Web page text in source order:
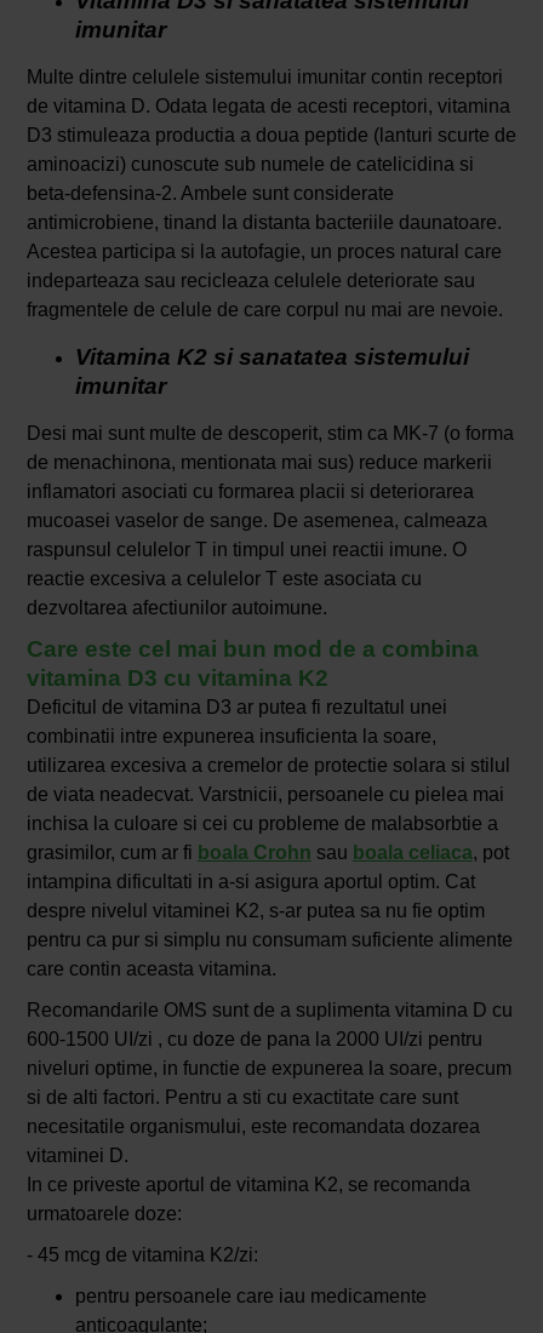
imunitar
Multe dintre celulele sistemului imunitar contin receptori
de vitamina D. Odata legata de acesti receptori, vitamina
D3 stimuleaza productia a doua peptide (lanturi scurte de
aminoacizi) cunoscute sub numele de catelicidina si
beta-defensina-2. Ambele sunt considerate
antimicrobiene, tinand la distanta bacteriile daunatoare.
Acestea participa si la autofagie, un proces natural care
indeparteaza sau recicleaza celulele deteriorate sau
fragmentele de celule de care corpul nu mai are nevoie.
Vitamina K2 si sanatatea sistemului
imunitar
Desi mai sunt multe de descoperit, stim ca MK-7 (o forma
de menachinona, mentionata mai sus) reduce markerii
inflamatori asociati cu formarea placii si deteriorarea
mucoasei vaselor de sange. De asemenea, calmeaza
raspunsul celulelor T in timpul unei reactii imune. O
reactie excesiva a celulelor T este asociata cu
dezvoltarea afectiunilor autoimune.
Care este cel mai bun mod de a combina
vitamina D3 cu vitamina K2
Deficitul de vitamina D3 ar putea fi rezultatul unei
combinatii intre expunerea insuficienta la soare,
utilizarea excesiva a cremelor de protectie solara si stilul
de viata neadecvat. Varstnicii, persoanele cu pielea mai
inchisa la culoare si cei cu probleme de malabsorbtie a
grasimilor, cum ar fi boala Crohn sau boala celiaca, pot
intampina dificultati in a-si asigura aportul optim. Cat
despre nivelul vitaminei K2, s-ar putea sa nu fie optim
pentru ca pur si simplu nu consumam suficiente alimente
care contin aceasta vitamina.
Recomandarile OMS sunt de a suplimenta vitamina D cu
600-1500 UI/zi , cu doze de pana la 2000 UI/zi pentru
niveluri optime, in functie de expunerea la soare, precum
si de alti factori. Pentru a sti cu exactitate care sunt
necesitatile organismului, este recomandata dozarea
vitaminei D.
In ce priveste aportul de vitamina K2, se recomanda
urmatoarele doze:
- 45 mcg de vitamina K2/zi:
pentru persoanele care iau medicamente
anticoagulante;